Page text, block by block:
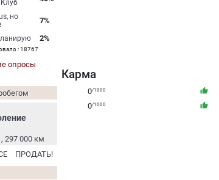
но
7%
2%
: 18767
опросы
, 297 000 км
ПРОДАТЬ!
Карма
0/1000 thumb_up
0/1000 thumb_up